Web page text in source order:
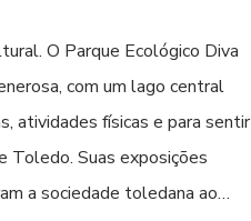
O Parque Ecológico Diva
com um lago central
atividades físicas e para sentir
Toledo. Suas exposições
a sociedade toledana ao